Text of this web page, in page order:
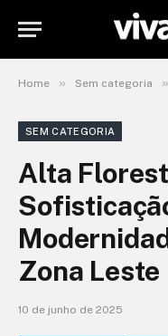
Home » Sem categoria »
SEM CATEGORIA
Alta
Zona Leste
10 de junho de 2025